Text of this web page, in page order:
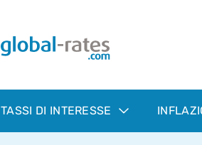
TASSI DI INTERESSE